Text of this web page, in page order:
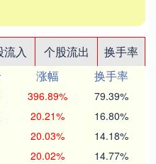
流入 个股流出
换手率
涨幅
换手率
396.89% 79.39%
20.21% 16.80%
20.03% 14.18%
20.02% 14.77%